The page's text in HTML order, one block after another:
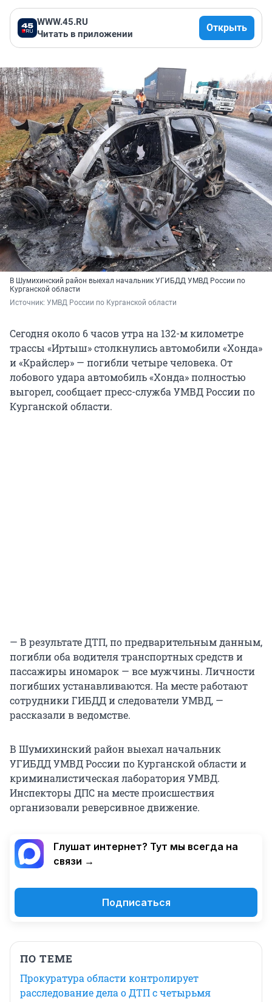
WWW.45.RU
Читать в приложении
Открыть
В Шумихинский район выехал начальник УГИБДД УМВД России по
Курганской области
Источник: УМВД России по Курганской области
Сегодня около 6 часов утра на 132-м километре
трассы «Иртыш» столкнулись автомобили «Хонда»
и «Крайслер» — погибли четыре человека. От
лобового удара автомобиль «Хонда» полностью
выгорел, сообщает пресс-служба УМВД России по
Курганской области.
— В результате ДТП, по предварительным данным,
погибли оба водителя транспортных средств и
пассажиры иномарок — все мужчины. Личности
погибших устанавливаются. На месте работают
сотрудники ГИБДД и следователи УМВД, —
рассказали в ведомстве.
В Шумихинский район выехал начальник
УГИБДД УМВД России по Курганской области и
криминалистическая лаборатория УМВД.
Инспекторы ДПС на месте происшествия
организовали реверсивное движение.
Глушат интернет? Тут мы всегда на
связи →
Подписаться
ПО ТЕМЕ
Прокуратура области контролирует
расследование дела о ДТП с четырьмя